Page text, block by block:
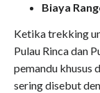
Biaya
Ketika trekking
Pulau Rinca dan
pemandu khusus
sering disebut